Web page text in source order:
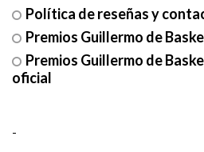
Política de reseñas y
Premios Guillermo de
Premios Guillermo de
oficial
-